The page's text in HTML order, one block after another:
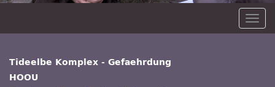
Tideelbe Komplex - Gefaehrdung
HOOU